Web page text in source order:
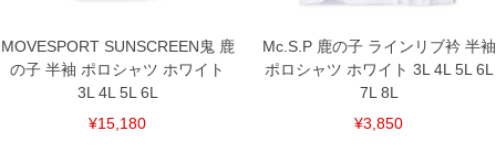
MOVESPORT SUNSCREEN鬼 鹿
の子 半袖 ポロシャツ ホワイト
3L 4L 5L 6L
¥15,180
Mc.S.P 鹿の子 ラインリブ衿 半袖
ポロシャツ ホワイト 3L 4L 5L 6L
7L 8L
¥3,850